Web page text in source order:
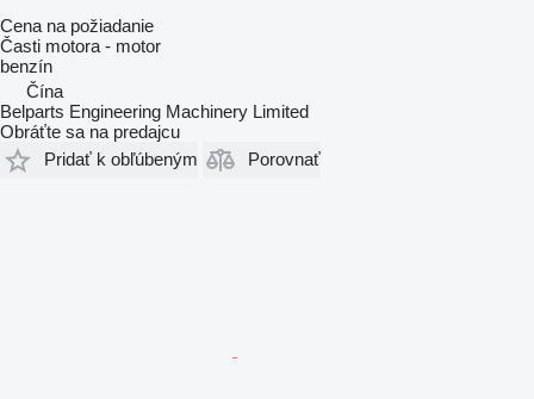
Cena na požiadanie
Časti motora - motor
benzín
Čína
Belparts Engineering Machinery Limited
Obráťte sa na predajcu
Pridať k obľúbeným
Porovnať